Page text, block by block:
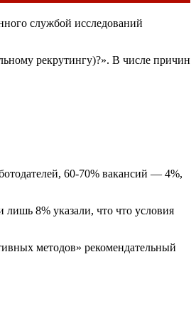
службой исследований
рекрутингу)?». В числе причин
60-70% вакансий — 4%,
8% указали, что что условия
методов» рекомендательный